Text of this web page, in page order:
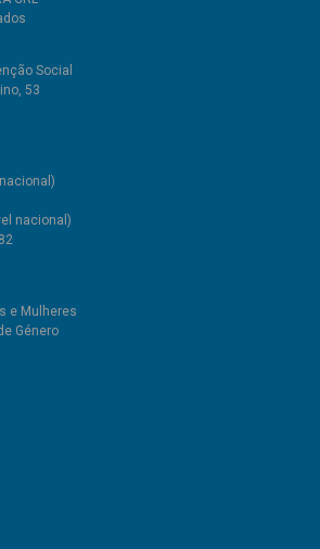
Social
53
nacional)
e Mulheres
Género